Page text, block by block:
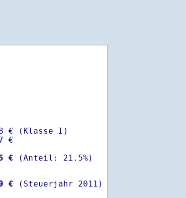
€ (Klasse I)
€
€
€ (Steuerjahr 2011)